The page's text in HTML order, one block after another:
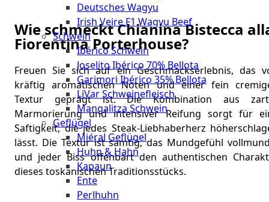
Deutsches Wagyu
Irish Veire F1 Wagyu Beef
Schwein
Ibérico Schwein
Joselito Ibérico 70% Bellota
Garimori Ibérico 35% Bellota
LiVar Schweinefleisch
Mangalitza Schwein
Geflügel
Miéral Geflügel
Huhn & Hahn
Kapaun
Ente
Perlhuhn
Wie schmeckt Chianina Bistecca
Fiorentina Porterhouse?
Freuen Sie sich auf ein Geschmackserlebnis, das
kräftig aromatischen Noten und einer fein
Textur geprägt ist. Die Kombination aus
Marmorierung und intensiver Reifung sorgt für
Saftigkeit, die jedes Steak-Liebhaberherz
lässt. Die Textur ist samtig, das Mundgefühl
und jeder Biss offenbart den authentischen
dieses toskanischen Traditionsstücks.